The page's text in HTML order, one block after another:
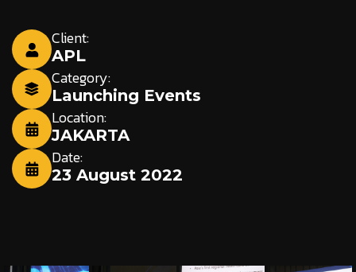
Client:
APL
Category:
Launching Events
Location:
JAKARTA
Date:
23 August 2022